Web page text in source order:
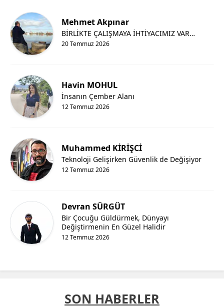
Mehmet Akpınar
20 Temmuz 2026
BİRLİKTE ÇALIŞMAYA İHTİYACIMIZ VAR…
Havin MOHUL
12 Temmuz 2026
İnsanın Çember Alanı
Muhammed KİRİŞCİ
12 Temmuz 2026
Teknoloji Gelişirken Güvenlik de Değişiyor
Devran SÜRGÜT
12 Temmuz 2026
Bir Çocuğu Güldürmek, Dünyayı
Değiştirmenin En Güzel Halidir
SON HABERLER